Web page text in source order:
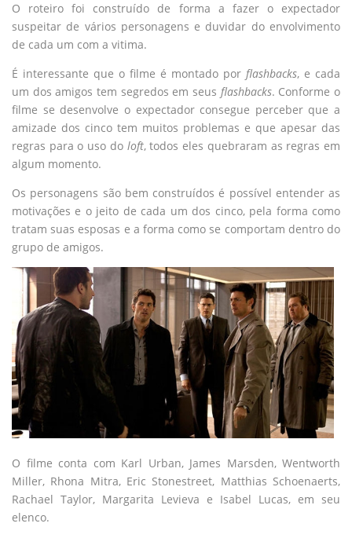
O roteiro foi construído de forma a fazer o expectador
suspeitar de vários personagens e duvidar do envolvimento
de cada um com a vitima.
É interessante que o filme é montado por flashbacks, e cada
um dos amigos tem segredos em seus flashbacks. Conforme o
filme se desenvolve o expectador consegue perceber que a
amizade dos cinco tem muitos problemas e que apesar das
regras para o uso do loft, todos eles quebraram as regras em
algum momento.
Os personagens são bem construídos é possível entender as
motivações e o jeito de cada um dos cinco, pela forma como
tratam suas esposas e a forma como se comportam dentro do
grupo de amigos.
O filme conta com Karl Urban, James Marsden, Wentworth
Miller, Rhona Mitra, Eric Stonestreet, Matthias Schoenaerts,
Rachael Taylor, Margarita Levieva e Isabel Lucas, em seu
elenco.